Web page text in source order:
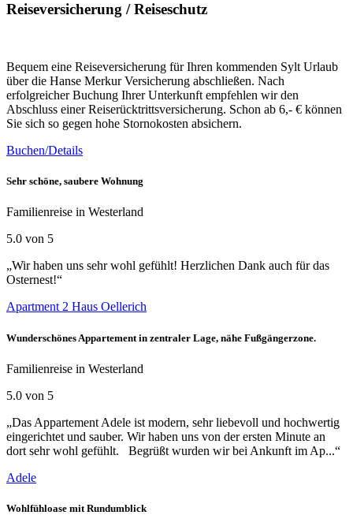
Reiseversicherung / Reiseschutz
Bequem eine Reiseversicherung für Ihren kommenden Sylt Urlaub
über die Hanse Merkur Versicherung abschließen. Nach
erfolgreicher Buchung Ihrer Unterkunft empfehlen wir den
Abschluss einer Reiserücktrittsversicherung. Schon ab 6,- € können
Sie sich so gegen hohe Stornokosten absichern.
Buchen/Details
Sehr schöne, saubere Wohnung
Familienreise in Westerland
5.0 von 5
„Wir haben uns sehr wohl gefühlt! Herzlichen Dank auch für das
Osternest!“
Apartment 2 Haus Oellerich
Wunderschönes Appartement in zentraler Lage, nähe Fußgängerzone.
Familienreise in Westerland
5.0 von 5
„Das Appartement Adele ist modern, sehr liebevoll und hochwertig
eingerichtet und sauber. Wir haben uns von der ersten Minute an
dort sehr wohl gefühlt. Begrüßt wurden wir bei Ankunft im Ap...“
Adele
Wohlfühloase mit Rundumblick